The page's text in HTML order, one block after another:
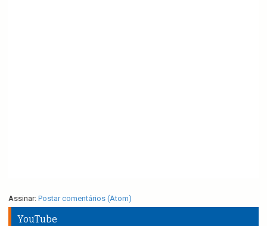
Assinar: Postar comentários (Atom)
YouTube